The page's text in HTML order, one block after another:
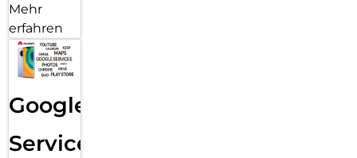
Mehr
erfahren
Google
Services